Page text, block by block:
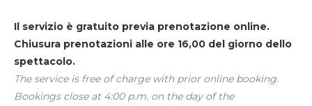
Il servizio è gratuito previa prenotazione online.
Chiusura prenotazioni alle ore 16,00 del giorno dello
spettacolo.
The service is free of charge with prior online booking.
Bookings close at 4:00 p.m. on the day of the